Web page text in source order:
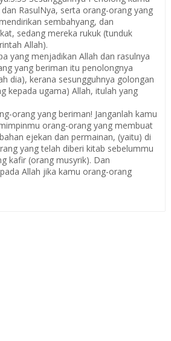
RasulNya, serta orang-orang yang
sembahyang, dan
sedang mereka rukuk (tunduk
Allah).
yang menjadikan Allah dan rasulnya
yang beriman itu penolongnya
dia), kerana sesungguhnya golongan
kepada ugama) Allah, itulah yang
orang yang beriman! Janganlah kamu
orang-orang yang membuat
ejekan dan permainan, (yaitu) di
yang telah diberi kitab sebelummu
kafir (orang musyrik). Dan
Allah jika kamu orang-orang